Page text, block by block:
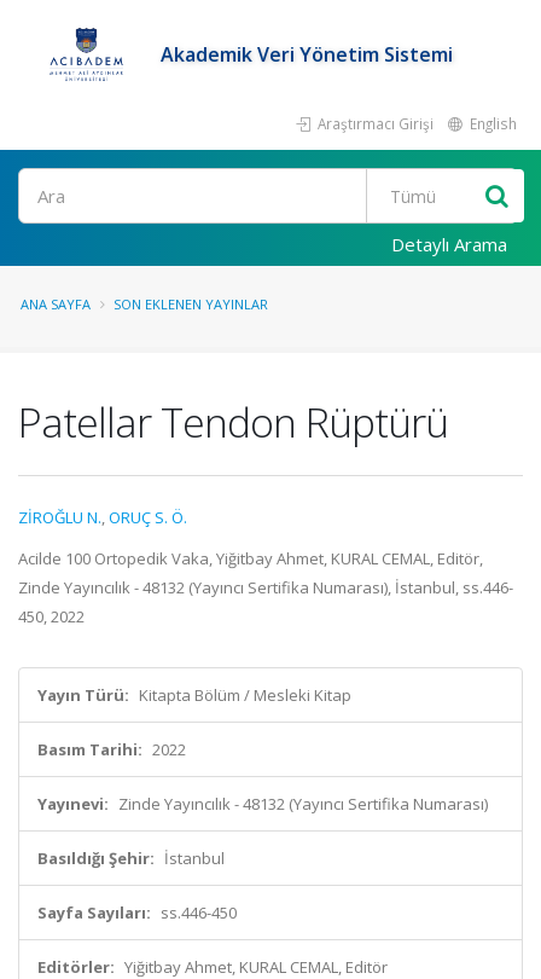
Akademik Veri Yönetim Sistemi
Araştırmacı Girişi English
Ara
Detaylı Arama
ANA SAYFA SON EKLENEN YAYINLAR
Patellar Tendon Rüptürü
ZİROĞLU N.,ORUÇ S. Ö.
Acilde 100 Ortopedik Vaka, Yiğitbay Ahmet, KURAL CEMAL, Editör,
Zinde Yayıncılık - 48132 (Yayıncı Sertifika Numarası), İstanbul, ss.446-
450, 2022
Yayın Türü: Kitapta Bölüm / Mesleki Kitap
Basım Tarihi: 2022
Yayınevi: Zinde Yayıncılık - 48132 (Yayıncı Sertifika Numarası)
Basıldığı Şehir: İstanbul
Sayfa Sayıları: ss.446-450
Editörler: Yiğitbay Ahmet, KURAL CEMAL, Editör